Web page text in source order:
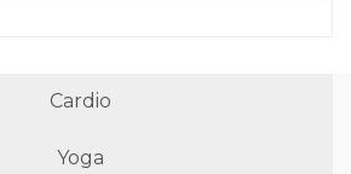
Cardio
Yoga